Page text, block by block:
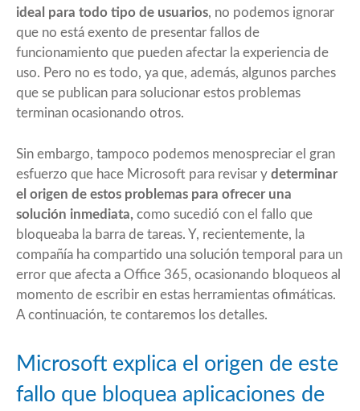
ideal para todo tipo de usuarios, no podemos ignorar
que no está exento de presentar fallos de
funcionamiento que pueden afectar la experiencia de
uso. Pero no es todo, ya que, además, algunos parches
que se publican para solucionar estos problemas
terminan ocasionando otros.
Sin embargo, tampoco podemos menospreciar el gran
esfuerzo que hace Microsoft para revisar y determinar
el origen de estos problemas para ofrecer una
solución inmediata, como sucedió con el fallo que
bloqueaba la barra de tareas. Y, recientemente, la
compañía ha compartido una solución temporal para un
error que afecta a Office 365, ocasionando bloqueos al
momento de escribir en estas herramientas ofimáticas.
A continuación, te contaremos los detalles.
Microsoft explica el origen de este
fallo que bloquea aplicaciones de